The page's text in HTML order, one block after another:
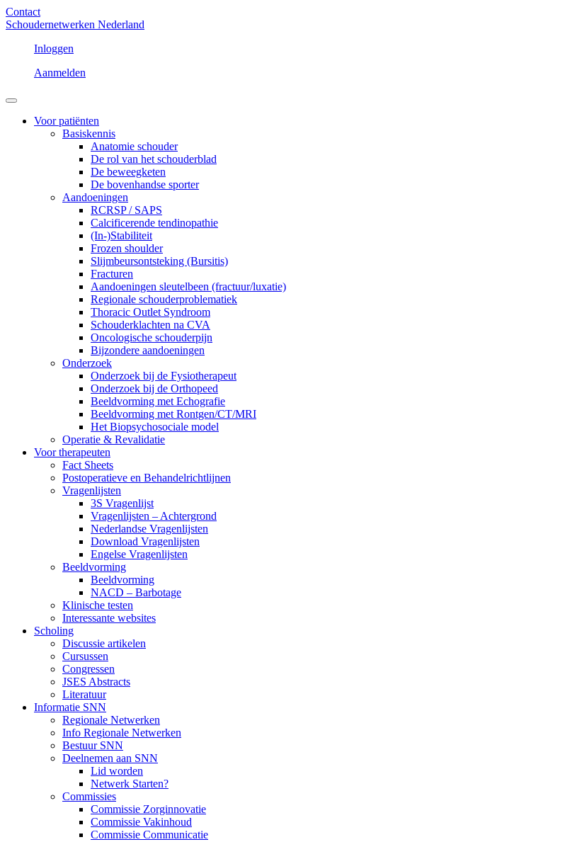
Contact
Schoudernetwerken Nederland
Inloggen
Aanmelden
Voor patiënten
Basiskennis
Anatomie schouder
De rol van het schouderblad
De beweegketen
De bovenhandse sporter
Aandoeningen
RCRSP / SAPS
Calcificerende tendinopathie
(In-)Stabiliteit
Frozen shoulder
Slijmbeursontsteking (Bursitis)
Fracturen
Aandoeningen sleutelbeen (fractuur/luxatie)
Regionale schouderproblematiek
Thoracic Outlet Syndroom
Schouderklachten na CVA
Oncologische schouderpijn
Bijzondere aandoeningen
Onderzoek
Onderzoek bij de Fysiotherapeut
Onderzoek bij de Orthopeed
Beeldvorming met Echografie
Beeldvorming met Rontgen/CT/MRI
Het Biopsychosociale model
Operatie & Revalidatie
Voor therapeuten
Fact Sheets
Postoperatieve en Behandelrichtlijnen
Vragenlijsten
3S Vragenlijst
Vragenlijsten – Achtergrond
Nederlandse Vragenlijsten
Download Vragenlijsten
Engelse Vragenlijsten
Beeldvorming
Beeldvorming
NACD – Barbotage
Klinische testen
Interessante websites
Scholing
Discussie artikelen
Cursussen
Congressen
JSES Abstracts
Literatuur
Informatie SNN
Regionale Netwerken
Info Regionale Netwerken
Bestuur SNN
Deelnemen aan SNN
Lid worden
Netwerk Starten?
Commissies
Commissie Zorginnovatie
Commissie Vakinhoud
Commissie Communicatie